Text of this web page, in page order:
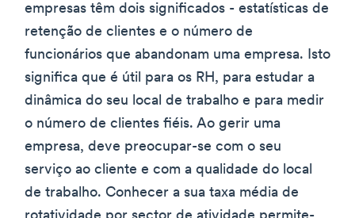
empresas têm dois significados - estatísticas de
retenção de clientes e o número de
funcionários que abandonam uma empresa. Isto
significa que é útil para os RH, para estudar a
dinâmica do seu local de trabalho e para medir
o número de clientes fiéis. Ao gerir uma
empresa, deve preocupar-se com o seu
serviço ao cliente e com a qualidade do local
de trabalho. Conhecer a sua taxa média de